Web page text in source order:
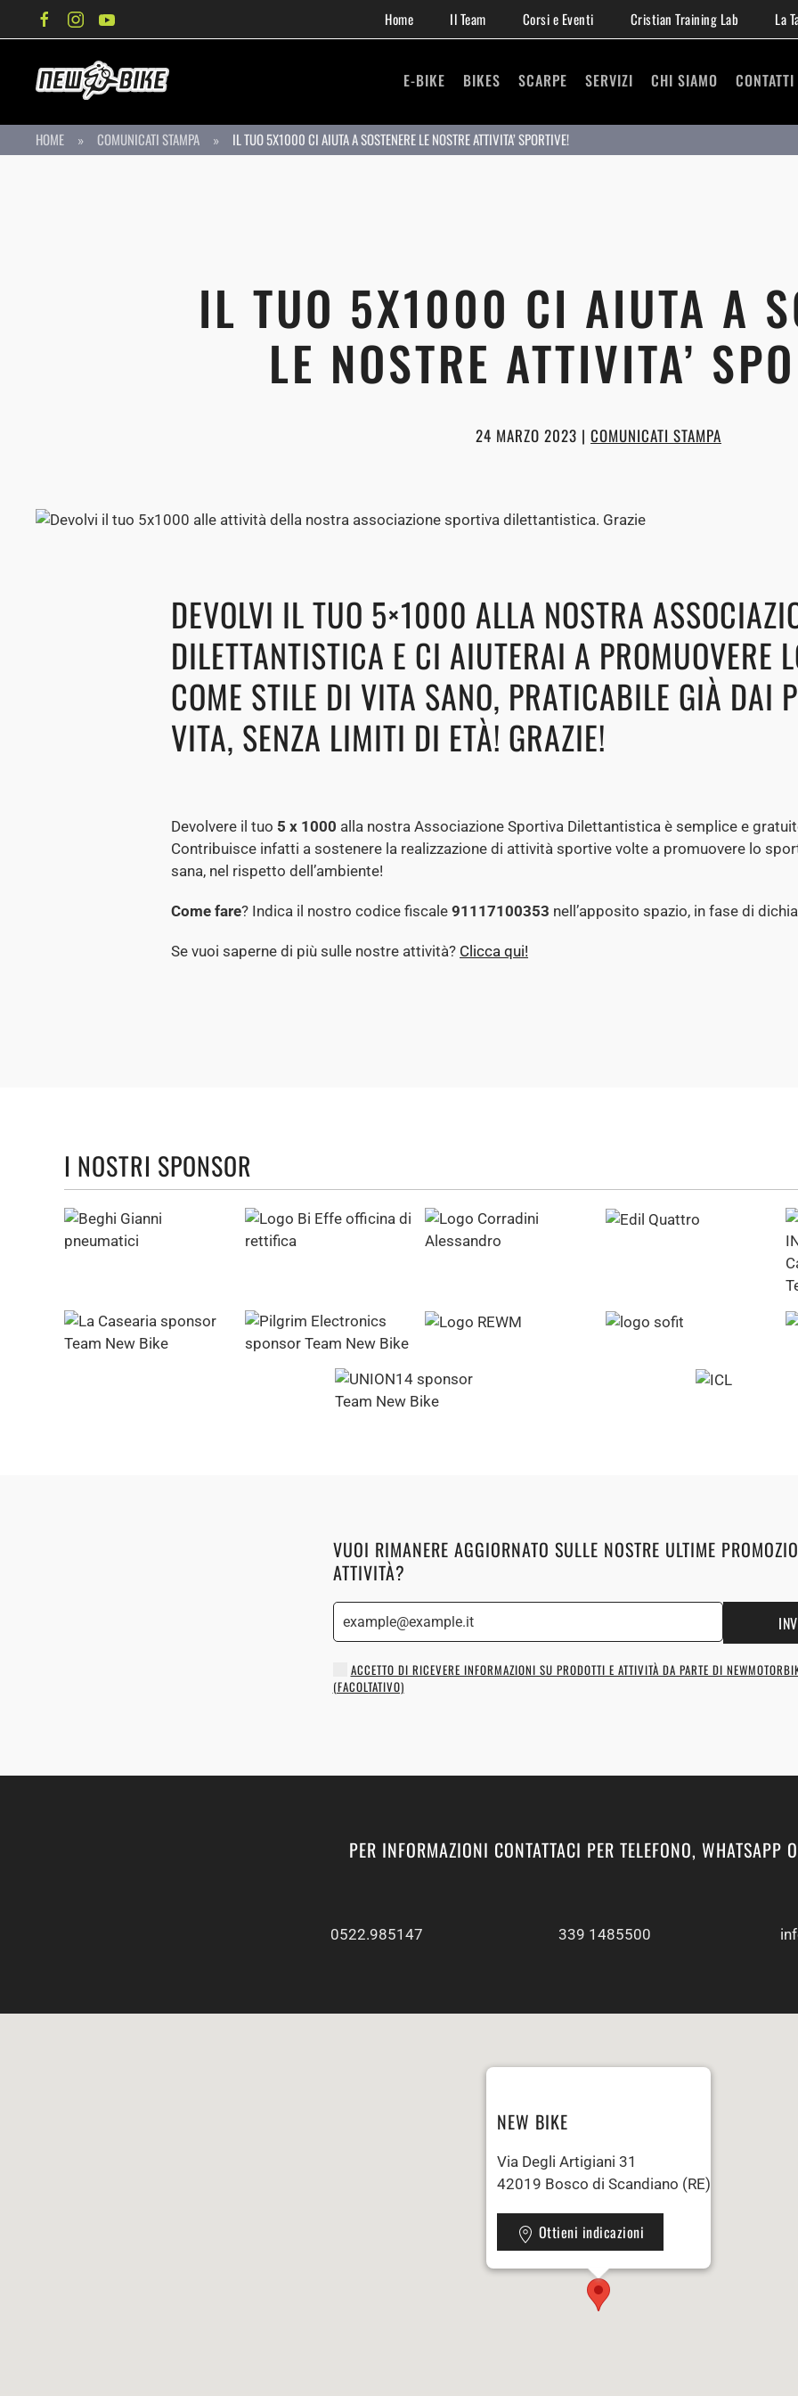
Home Il Team Corsi e Eventi Cristian Training Lab La
E-BIKE BIKES SCARPE SERVIZI CHI SIAMO CONTATTI
HOME COMUNICATI STAMPA IL TUO 5X1000 CI AIUTA A SOSTENERE LE NOSTRE ATTIVITA’ SPORTIVE!
IL TUO 5X1000 CI AIUTA A
LE NOSTRE ATTIVITA’
24 MARZO 2023 | COMUNICATI STAMPA
DEVOLVI IL TUO 5×1000 ALLA NOSTRA
DILETTANTISTICA E CI AIUTERAI A PROMUOVERE
COME STILE DI VITA SANO, PRATICABILE GIÀ DAI
VITA, SENZA LIMITI DI ETÀ! GRAZIE!
Devolvere il tuo 5 x 1000 alla nostra Associazione Sportiva Dilettantistica è semplice e
Contribuisce infatti a sostenere la realizzazione di attività sportive volte a promuovere lo
sana, nel rispetto dell’ambiente!
Come fare? Indica il nostro codice fiscale 91117100353 nell’apposito spazio, in fase di
Se vuoi saperne di più sulle nostre attività? Clicca qui!
I NOSTRI SPONSOR
VUOI RIMANERE AGGIORNATO SULLE NOSTRE ULTIME
ATTIVITÀ?
ACCETTO DI RICEVERE INFORMAZIONI SU PRODOTTI E ATTIVITÀ DA PARTE DI
(FACOLTATIVO)
PER INFORMAZIONI CONTATTACI PER TELEFONO, WHATSAPP
0522.985147 339 1485500
NEW BIKE
Via Degli Artigiani 31
42019 Bosco di Scandiano (RE)
Ottieni indicazioni